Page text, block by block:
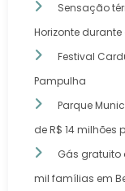
Sensação
Horizonte
Festival
Pampulha
Parque
de R$ 14 milhões
Gás gratuito
mil famílias em